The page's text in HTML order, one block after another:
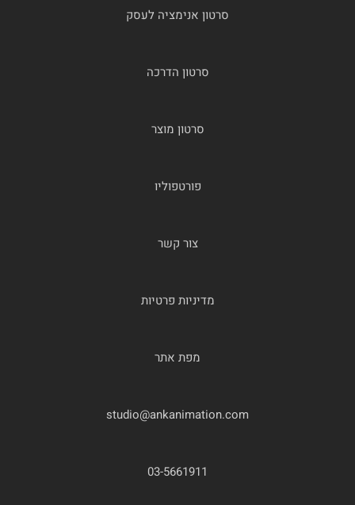
סרטון אנימציה לעסק
סרטון הדרכה
סרטון מוצר
פורטפוליו
צור קשר
מדיניות פרטיות
מפת אתר
studio@ankanimation.com
03-5661911